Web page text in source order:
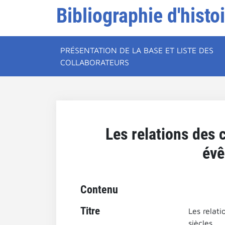
Bibliographie
PRÉSENTATION DE LA BASE ET LISTE DES
COLLABORATEURS
Les relations des
Contenu
Titre
Les
siècles.